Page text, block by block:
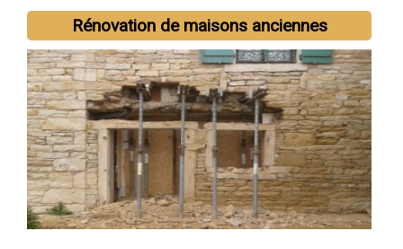
Rénovation de maisons anciennes